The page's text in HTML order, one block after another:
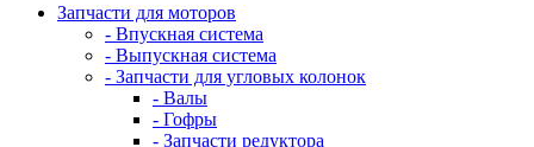
Запчасти для моторов
- Впускная система
- Выпускная система
- Запчасти для угловых колонок
- Валы
- Гофры
- Запчасти редуктора